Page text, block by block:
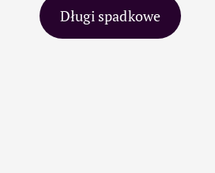
Długi spadkowe